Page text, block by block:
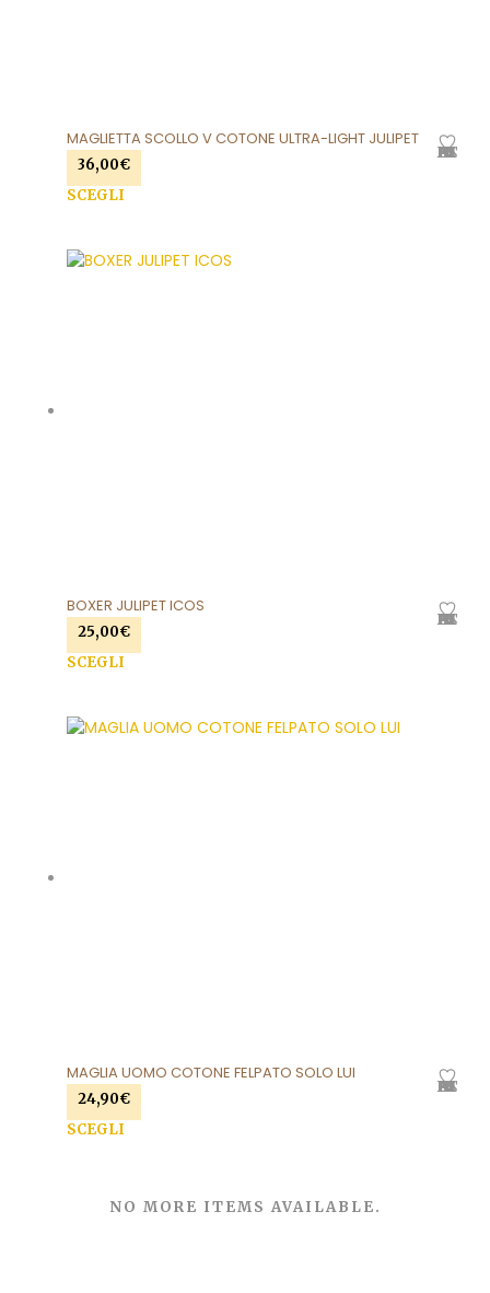
AGGIUNGI ALLA LISTA DEI DESIDERI
MAGLIETTA SCOLLO V COTONE ULTRA-LIGHT JULIPET
36,00€
SCEGLI
possono essere scelte nella pagina del prodotto
AGGIUNGI ALLA LISTA DEI DESIDERI
BOXER JULIPET ICOS
25,00€
SCEGLI
possono essere scelte nella pagina del prodotto
AGGIUNGI ALLA LISTA DEI DESIDERI
MAGLIA UOMO COTONE FELPATO SOLO LUI
24,90€
SCEGLI
possono essere scelte nella pagina del prodotto
NO MORE ITEMS AVAILABLE.